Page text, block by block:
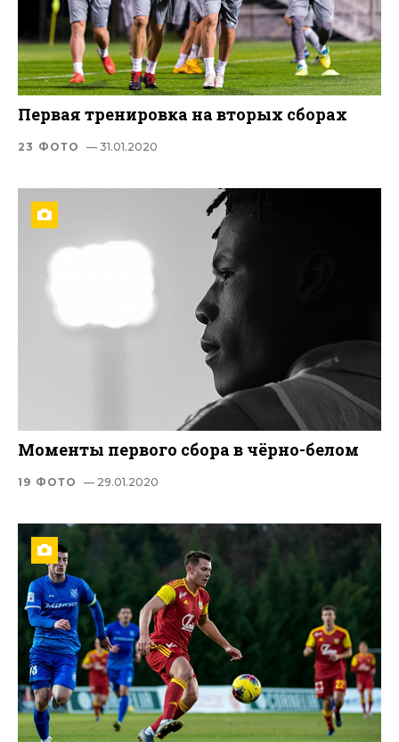
Первая тренировка на вторых сборах
23 ФОТО — 31.01.2020
Моменты первого сбора в чёрно-белом
19 ФОТО — 29.01.2020